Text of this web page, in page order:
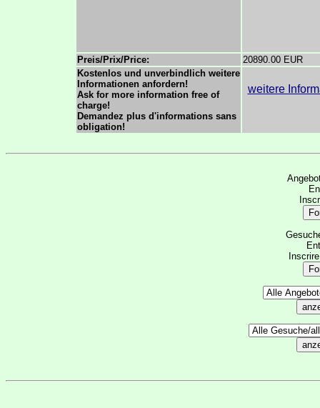
Preis/Prix/Price:
20890.00 EUR
Kostenlos und unverbindlich weitere
Informationen anfordern!
Ask for more information free of
charge!
Demandez plus d'informations sans
obligation!
weitere